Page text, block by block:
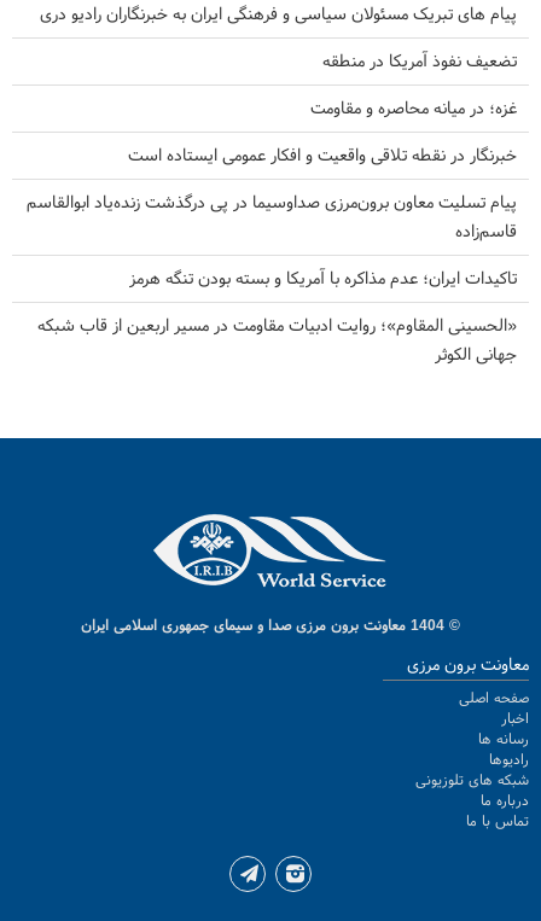
پیام های تبریک مسئولان سیاسی و فرهنگی ایران به خبرنگاران رادیو دری
تضعیف نفوذ آمریکا در منطقه
غزه؛ در میانه محاصره و مقاومت
خبرنگار در نقطه تلاقی واقعیت و افکار عمومی ایستاده است
پیام تسلیت معاون برون‌مرزی صداوسیما در پی درگذشت زنده‌یاد ابوالقاسم
قاسم‌زاده
تاکیدات ایران؛ عدم مذاکره با آمریکا و بسته بودن تنگه هرمز
«الحسینی المقاوم»؛ روایت ادبیات مقاومت در مسیر اربعین از قاب شبکه
جهانی الکوثر
© 1404 معاونت برون مرزی صدا و سیمای جمهوری اسلامی ایران
معاونت برون مرزی
صفحه اصلی
اخبار
رسانه ها
رادیوها
شبکه های تلوزیونی
درباره ما
تماس با ما